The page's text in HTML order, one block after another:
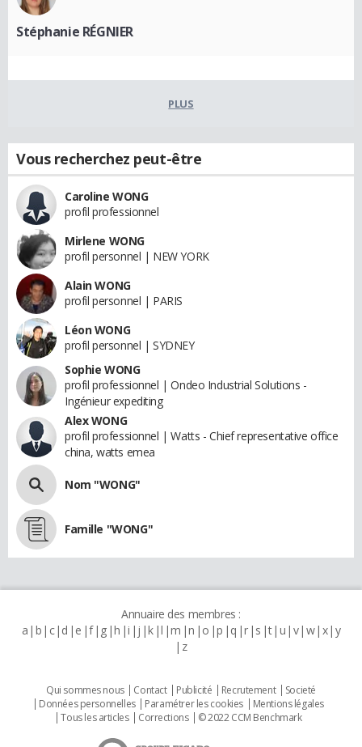
Stéphanie RÉGNIER
PLUS
Vous recherchez peut-être
Caroline WONG
profil professionnel
Mirlene WONG
profil personnel | NEW YORK
Alain WONG
profil personnel | PARIS
Léon WONG
profil personnel | SYDNEY
Sophie WONG
profil professionnel | Ondeo Industrial Solutions -
Ingénieur expediting
Alex WONG
profil professionnel | Watts - Chief representative office
china, watts emea
Nom "WONG"
Famille "WONG"
Annuaire des membres :
a b c d e f g h i j k l m n o p q r s t u v w x y
z
Qui sommes nous Contact Publicité Recrutement
Societé
Données personnelles
Paramétrer les cookies
Mentions légales
Tous les articles
Corrections © 2022 CCM Benchmark